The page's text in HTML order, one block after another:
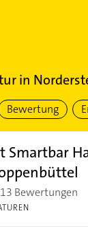
in
Bewertung
Smartbar
13 Bewertungen